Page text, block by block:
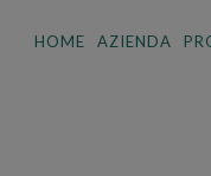
HOME AZIENDA